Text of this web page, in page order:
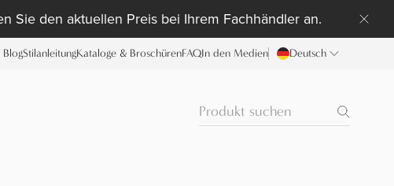
Sie den aktuellen Preis bei Ihrem Fachhändler an.
BlogStilanleitungKataloge & BroschürenFAQIn den Medien Deutsch